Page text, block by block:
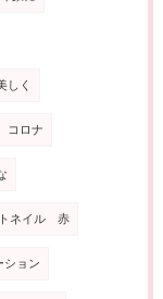
しく
コロナ
ネイル 赤
ション